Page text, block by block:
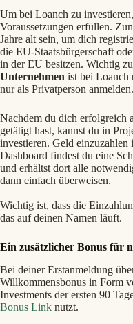
Um bei Loanch zu
Voraussetzungen erfüllen.
Jahre alt sein, um dich
die EU-Staatsbürgerschaft
in der EU besitzen. Wichtig
Unternehmen ist bei Loanch
nur als Privatperson anmelden.
Nachdem du dich erfolgreich
getätigt hast, kannst du in
investieren. Geld
Dashboard findest du eine
und erhältst dort alle
dann einfach überweisen.
Wichtig ist, dass die
das auf deinen Namen läuft.
Ein zusätzlicher Bonus für
Bei deiner Erstanmeldung
Willkommensbonus in Form
Investments der ersten 90
Bonus Link nutzt.